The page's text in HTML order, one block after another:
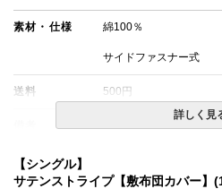
素材・仕様 綿100％
サイドファスナー式
送料 500円
詳しく見
【シングル】
サテンストライプ【敷布団カバー】